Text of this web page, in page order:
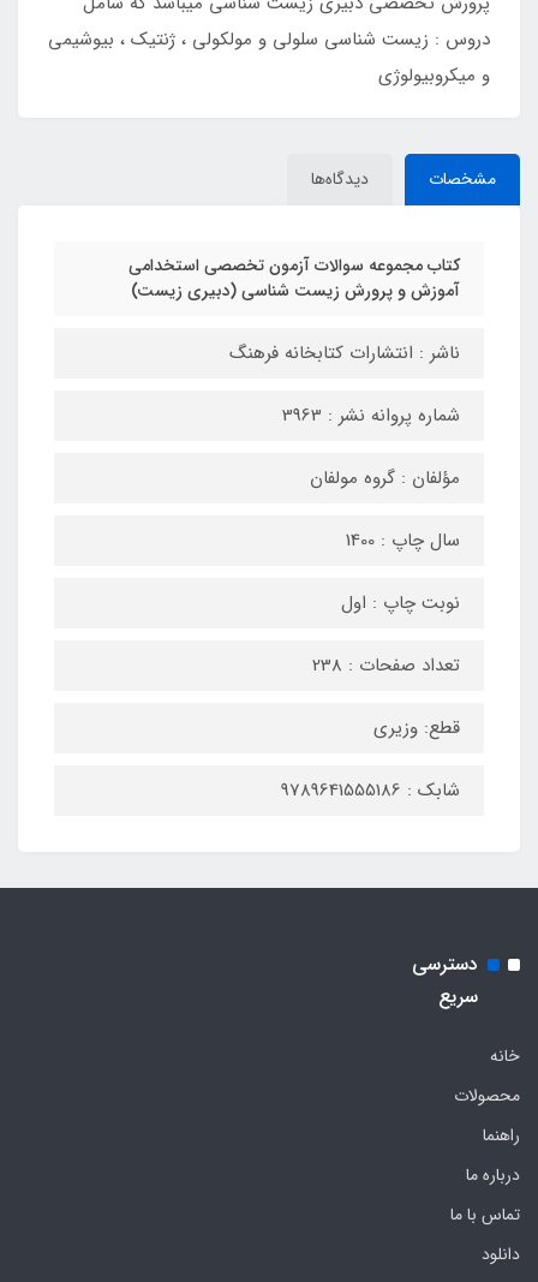
دروس : زیست شناسی سلولی و مولکولی ، ژنتیک ، بیوشیمی
و میکروبیولوژی
مشخصات دیدگاه‌ها
کتاب مجموعه سوالات آزمون تخصصی استخدامی
آموزش و پرورش زیست شناسی (دبیری زیست)
ناشر : انتشارات کتابخانه فرهنگ
شماره پروانه نشر : 3963
مؤلفان : گروه مولفان
سال چاپ : 1400
نوبت چاپ : اول
تعداد صفحات : 238
قطع: وزیری
شابک : 9789641555186
دسترسی
سریع
خانه
محصولات
راهنما
درباره ما
تماس با ما
دانلود